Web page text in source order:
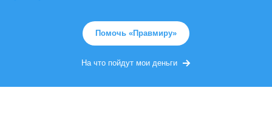
Помочь «Правмиру»
На что пойдут мои деньги